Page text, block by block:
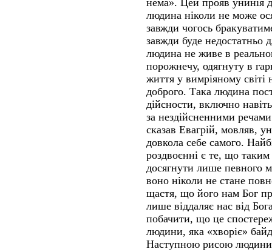
людина ніколи не може
завжди чогось
завжди буде
людина не живе в
порожнечу, одягнуту в
життя у вимріяному світі
доброго. Така людина
дійсности, включно
за нездійсненними
сказав Евагрій, мовляв,
довкола себе самого.
роздвоєнні є те, що
досягнути лише певного
воно ніколи не стане
щастя, що його нам Бог
лише віддаляє нас від
побачити, що це
людини, яка «хворіє»
Наступною рисою